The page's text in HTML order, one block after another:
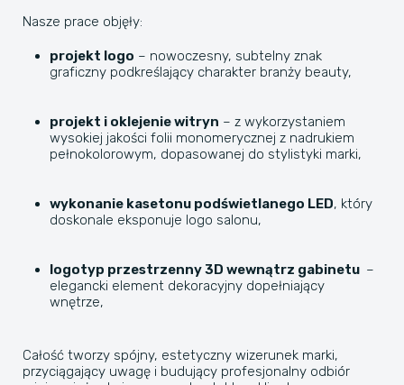
Nasze prace objęły:
projekt logo – nowoczesny, subtelny znak
graficzny podkreślający charakter branży beauty,
projekt i oklejenie witryn – z wykorzystaniem
wysokiej jakości folii monomerycznej z nadrukiem
pełnokolorowym, dopasowanej do stylistyki marki,
wykonanie kasetonu podświetlanego LED, który
doskonale eksponuje logo salonu,
logotyp przestrzenny 3D wewnątrz gabinetu –
elegancki element dekoracyjny dopełniający
wnętrze,
Całość tworzy spójny, estetyczny wizerunek marki,
przyciągający uwagę i budujący profesjonalny odbiór